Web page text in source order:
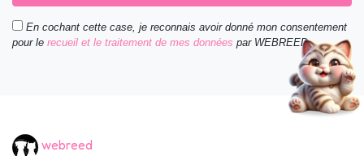
En cochant cette case, je reconnais avoir donné mon consentement
pour le recueil et le traitement de mes données par WEBREED.
webreed